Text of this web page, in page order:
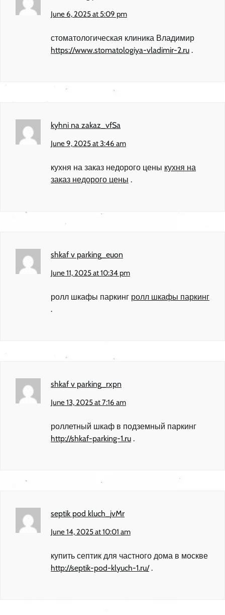
June 6, 2025 at 5:09 pm
стоматологическая клиника Владимир
https://www.stomatologiya-vladimir-2.ru .
kyhni na zakaz_vfSa
June 9, 2025 at 3:46 am
кухня на заказ недорого цены кухня на
заказ недорого цены .
shkaf v parking_euon
June 11, 2025 at 10:34 pm
ролл шкафы паркинг ролл шкафы паркинг
.
shkaf v parking_rxpn
June 13, 2025 at 7:16 am
роллетный шкаф в подземный паркинг
http://shkaf-parking-1.ru .
septik pod kluch_jvMr
June 14, 2025 at 10:01 am
купить септик для частного дома в москве
http://septik-pod-klyuch-1.ru/.